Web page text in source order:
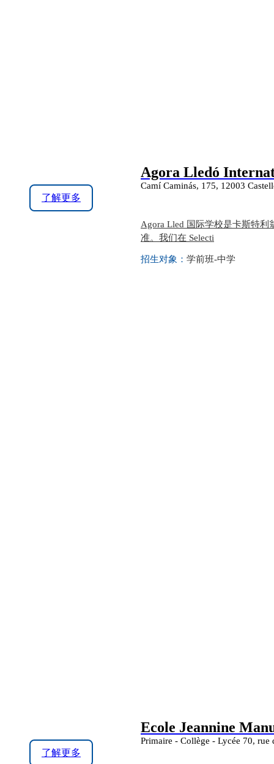
了解更多
Agora Lledó
Camí Caminás, 175, 12003
Agora Lled 国际学校是卡斯特利
准。我们在 Selecti
招生对象： 学前班-中学
了解更多
Ecole Jeannine
Primaire - Collège - Lycée 70, rue